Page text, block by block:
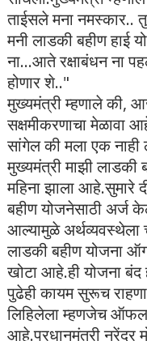
ताईसले मना नमस्कार..
मनी लाडकी बहीण हाई
ना...आते रक्षाबंधन ना
होणार शे.."
मुख्यमंत्री म्हणाले की,
सक्षमीकरणाचा मेळावा
सांगेल की मला एक
मुख्यमंत्री माझी
महिना झाला आहे.सुमारे
बहीण योजनेसाठी अर्ज
आल्यामुळे अर्थव्यवस्थेला
लाडकी बहीण योजना
खोटा आहे.ही योजना बंद
पुढेही कायम सुरूच
लिहिलेला म्हणजेच
आहे.प्रधानमंत्री नरेंद्र